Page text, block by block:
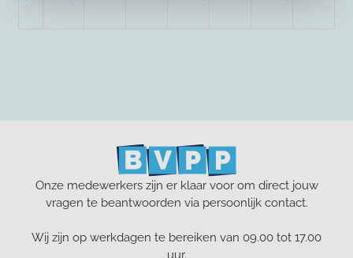
Onze medewerkers zijn er klaar voor om direct jouw
vragen te beantwoorden via persoonlijk contact.
Wij zijn op werkdagen te bereiken van 09.00 tot 17.00